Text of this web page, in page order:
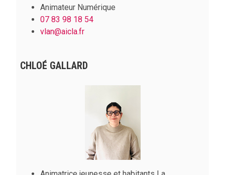
Animateur Numérique
07 83 98 18 54
vlan@aicla.fr
CHLOÉ GALLARD